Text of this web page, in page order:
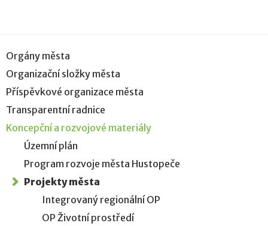
Orgány města
Organizační složky města
Příspěvkové organizace města
Transparentní radnice
Koncepční a rozvojové materiály
Územní plán
Program rozvoje města Hustopeče
Projekty města
Integrovaný regionální OP
OP Životní prostředí